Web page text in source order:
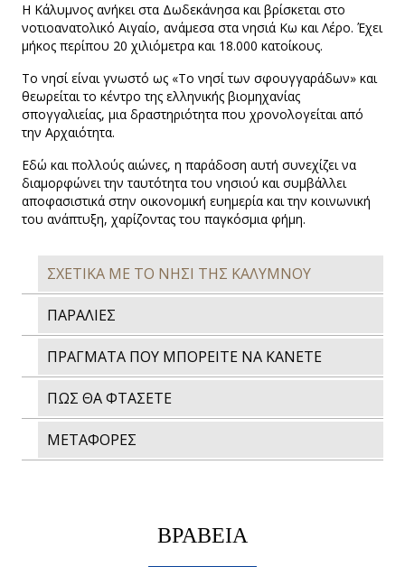
Η Κάλυμνος ανήκει στα Δωδεκάνησα και βρίσκεται στο
νοτιοανατολικό Αιγαίο, ανάμεσα στα νησιά Κω και Λέρο. Έχει
μήκος περίπου 20 χιλιόμετρα και 18.000 κατοίκους.
Το νησί είναι γνωστό ως «Το νησί των σφουγγαράδων» και
θεωρείται το κέντρο της ελληνικής βιομηχανίας
σπογγαλιείας, μια δραστηριότητα που χρονολογείται από
την Αρχαιότητα.
Εδώ και πολλούς αιώνες, η παράδοση αυτή συνεχίζει να
διαμορφώνει την ταυτότητα του νησιού και συμβάλλει
αποφασιστικά στην οικονομική ευημερία και την κοινωνική
του ανάπτυξη, χαρίζοντας του παγκόσμια φήμη.
ΣΧΕΤΙΚΑ ΜΕ ΤΟ ΝΗΣΙ ΤΗΣ ΚΑΛΥΜΝΟΥ
ΠΑΡΑΛΙΕΣ
ΠΡΑΓΜΑΤΑ ΠΟΥ ΜΠΟΡΕΙΤΕ ΝΑ ΚΑΝΕΤΕ
ΠΩΣ ΘΑ ΦΤΑΣΕΤΕ
ΜΕΤΑΦΟΡΕΣ
ΒΡΑΒΕΙΑ